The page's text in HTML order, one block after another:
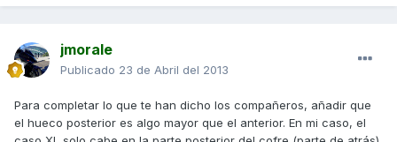
jmorale
Publicado 23 de Abril del 2013
Para completar lo que te han dicho los compañeros, añadir que
el hueco posterior es algo mayor que el anterior. En mi caso, el